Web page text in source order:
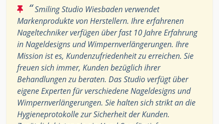
“Smiling Studio Wiesbaden verwendet
Markenprodukte von Herstellern. Ihre erfahrenen
Nageltechniker verfügen über fast 10 Jahre Erfahrung
in Nageldesigns und Wimpernverlängerungen. Ihre
Mission ist es, Kundenzufriedenheit zu erreichen. Sie
freuen sich immer, Kunden bezüglich ihrer
Behandlungen zu beraten. Das Studio verfügt über
eigene Experten für verschiedene Nageldesigns und
Wimpernverlängerungen. Sie halten sich strikt an die
Hygieneprotokolle zur Sicherheit der Kunden.